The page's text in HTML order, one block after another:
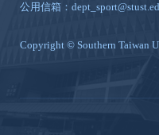
公用信箱：
Copyright © Southern Taiwan